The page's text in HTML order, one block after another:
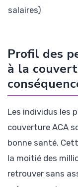
salaires)
Profil des
à la
Les individus les
couverture ACA
bonne santé.
la moitié des
retrouver sans